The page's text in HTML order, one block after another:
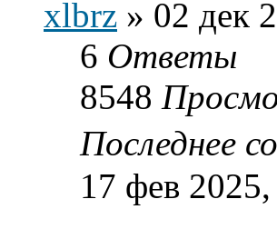
xlbrz » 02 дек
6 Ответы
8548
Последнее
17 фев